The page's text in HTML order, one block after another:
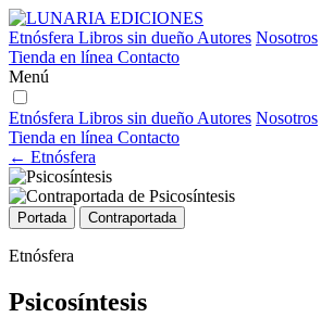
Etnósfera Libros sin dueño Autores Nosotros
Tienda en línea Contacto
Menú
Etnósfera Libros sin dueño Autores Nosotros
Tienda en línea Contacto
← Etnósfera
Portada Contraportada
Etnósfera
Psicosíntesis